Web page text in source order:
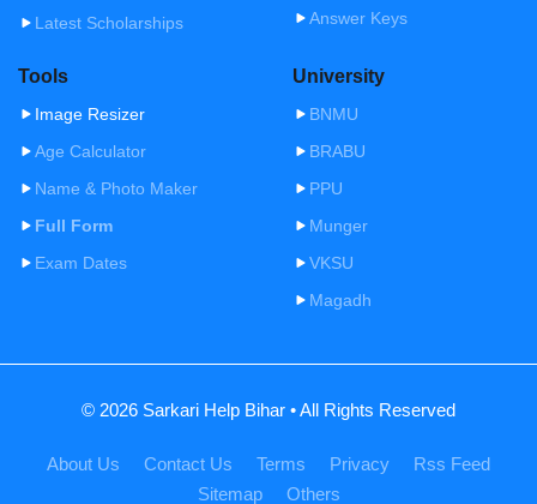
Latest Scholarships
Answer Keys
Tools
Image Resizer
Age Calculator
Name & Photo Maker
Full Form
Exam Dates
University
BNMU
BRABU
PPU
Munger
VKSU
Magadh
© 2026 Sarkari Help Bihar • All Rights Reserved
About Us Contact Us Terms Privacy
Rss Feed
Sitemap
Others